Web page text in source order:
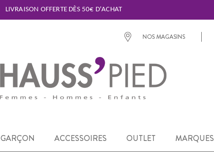
LIVRAISON OFFERTE DÈS 50€ D'ACHAT
NOS MAGASINS
GARÇON ACCESSOIRES OUTLET MARQUES